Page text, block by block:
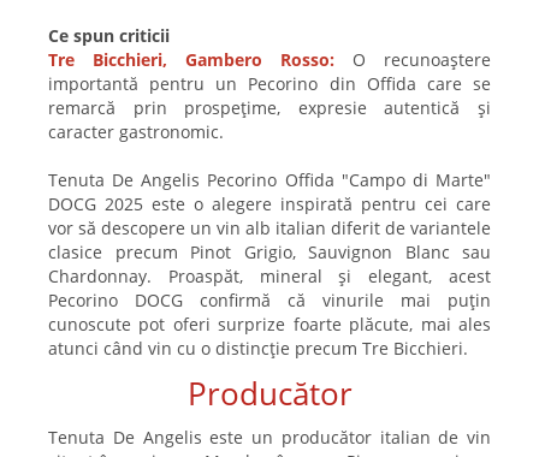
Ce spun criticii
Tre Bicchieri, Gambero Rosso: O recunoaștere
importantă pentru un Pecorino din Offida care se
remarcă prin prospețime, expresie autentică și
caracter gastronomic.
Tenuta De Angelis Pecorino Offida "Campo di Marte"
DOCG 2025 este o alegere inspirată pentru cei care
vor să descopere un vin alb italian diferit de variantele
clasice precum Pinot Grigio, Sauvignon Blanc sau
Chardonnay. Proaspăt, mineral și elegant, acest
Pecorino DOCG confirmă că vinurile mai puțin
cunoscute pot oferi surprize foarte plăcute, mai ales
atunci când vin cu o distincție precum Tre Bicchieri.
Producător
Tenuta De Angelis este un producător italian de vin